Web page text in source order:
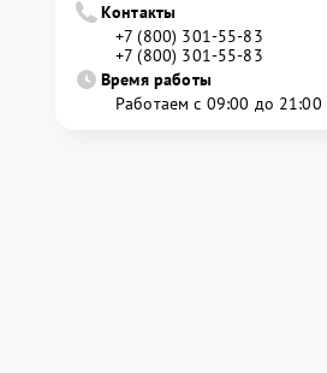
Контакты
+7 (800) 301-55-83
+7 (800) 301-55-83
Время работы
Работаем с 09:00 до 21:00